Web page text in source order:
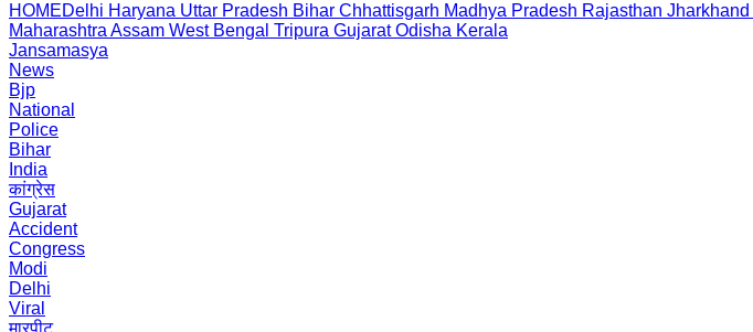
HOMEDelhi Haryana Uttar Pradesh Bihar Chhattisgarh Madhya Pradesh Rajasthan Jharkhand
Maharashtra Assam West Bengal Tripura Gujarat Odisha Kerala
Jansamasya
News
Bjp
National
Police
Bihar
India
कांग्रेस
Gujarat
Accident
Congress
Modi
Delhi
Viral
मारपीट